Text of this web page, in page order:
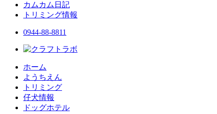
カムカム日記
トリミング情報
0944-88-8811
ホーム
ようちえん
トリミング
仔犬情報
ドッグホテル